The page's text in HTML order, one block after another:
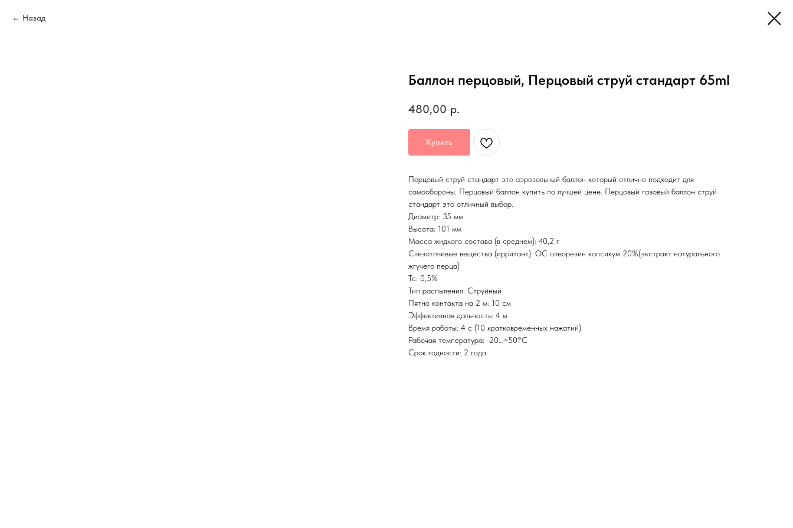
Назад
Баллон перцовый, Перцовый струй стандарт 65ml
480,00 р.
Купить
Перцовый струй стандарт это аэрозольный баллон который отлично подходит для
самообороны. Перцовый баллон купить по лучшей цене. Перцовый газовый баллон струй
стандарт это отличный выбор.
Диаметр: 35 мм
Высота: 101 мм
Масса жидкого состава (в среднем): 40,2 г
Слезоточивые вещества (ирритант): OC олеорезин капсикум 20%(экстракт натурального
жгучего перца)
Tc: 0,5%
Тип распыления: Струйный
Пятно контакта на 2 м: 10 см
Эффективная дальность: 4 м
Время работы: 4 с (10 кратковременных нажатий)
Рабочая температура: -20…+50°С
Срок годности: 2 года